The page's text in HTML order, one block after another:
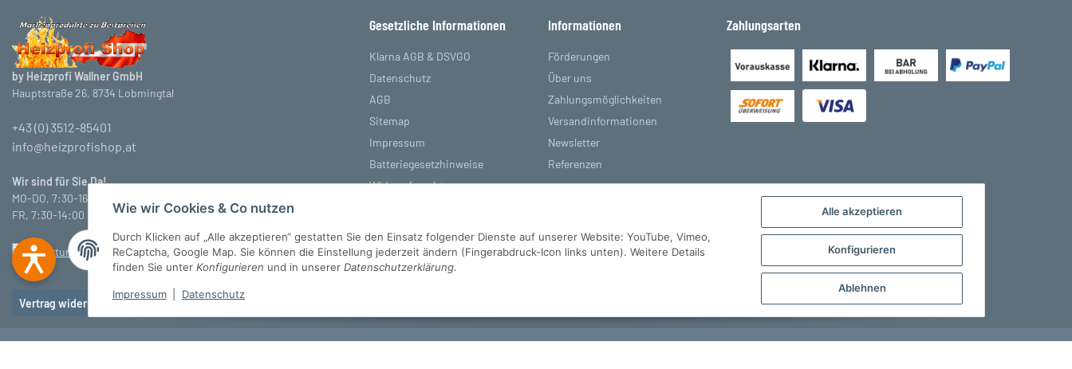
Alle akzeptieren
Konfigurieren
Ablehnen
Wie wir Cookies & Co nutzen
Durch Klicken auf „Alle akzeptieren“ gestatten Sie den Einsatz folgender Dienste auf unserer Website: YouTube, Vimeo,
ReCaptcha, Google Map. Sie können die Einstellung jederzeit ändern (Fingerabdruck-Icon links unten). Weitere Details
finden Sie unter Konfigurieren und in unserer Datenschutzerklärung.
Impressum Datenschutz
by Heizprofi Wallner GmbH
Hauptstraße 26, 8734 Lobmingtal
+43 (0) 3512-85401
info@heizprofishop.at
Wir sind für Sie Da!
MO-DO, 7:30-16:30 Uhr
FR, 7:30-14:00 Uhr
Gesetzliche Informationen
Klarna AGB & DSVGO
Datenschutz
AGB
Sitemap
Impressum
Batteriegesetzhinweise
Widerrufsrecht
Informationen
Förderungen
Über uns
Zahlungsmöglichkeiten
Versandinformationen
Newsletter
Referenzen
Zahlungsarten
Vertrag widerrufen